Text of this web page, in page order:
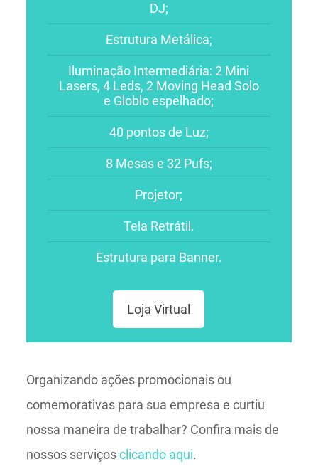
DJ;
Estrutura Metálica;
Iluminação Intermediária: 2 Mini
Lasers, 4 Leds, 2 Moving Head Solo
e Globlo espelhado;
40 pontos de Luz;
8 Mesas e 32 Pufs;
Projetor;
Tela Retrátil.
Estrutura para Banner.
Loja Virtual
Organizando ações promocionais ou
comemorativas para sua empresa e curtiu
nossa maneira de trabalhar? Confira mais de
nossos serviçosclicando aqui.